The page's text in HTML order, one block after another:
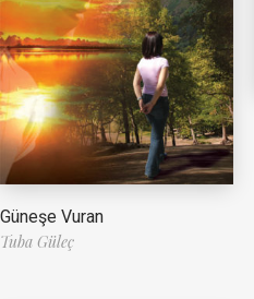
Güneşe Vuran
Tuba Güleç